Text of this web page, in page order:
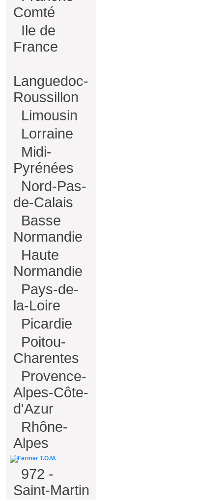
Comté
Ile de
France
Languedoc-
Roussillon
Limousin
Lorraine
Midi-
Pyrénées
Nord-Pas-
de-Calais
Basse
Normandie
Haute
Normandie
Pays-de-
la-Loire
Picardie
Poitou-
Charentes
Provence-
Alpes-Côte-
d'Azur
Rhône-
Alpes
T.O.M.
972 -
Saint-Martin